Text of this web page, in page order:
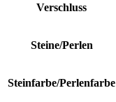
Verschluss
Steine/Perlen
Steinfarbe/Perlenfarbe